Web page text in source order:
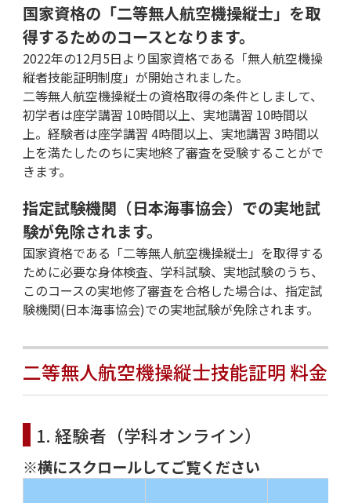
国家資格の「二等無人航空機操縦士」を取
得するためのコースとなります。
2022年の12月5日より国家資格である「無人航空機操
縦者技能証明制度」が開始されました。
二等無人航空機操縦士の資格取得の条件としまして、
初学者は座学講習 10時間以上、実地講習 10時間以
上。経験者は座学講習 4時間以上、実地講習 3時間以
上を満たしたのちに実地終了審査を受験することがで
きます。
指定試験機関（日本海事協会）での実地試
験が免除されます。
国家資格である「二等無人航空機操縦士」を取得する
ために必要な身体検査、学科試験、実地試験のうち、
このコースの実地修了審査を合格した場合は、指定試
験機関(日本海事協会)での実地試験が免除されます。
二等無人航空機操縦士技能証明 料金
1. 経験者（学科オンライン）
※横にスクロールしてご覧ください